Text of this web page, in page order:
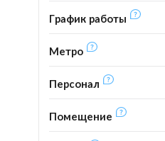
График работы
Метро
Персонал
Помещение